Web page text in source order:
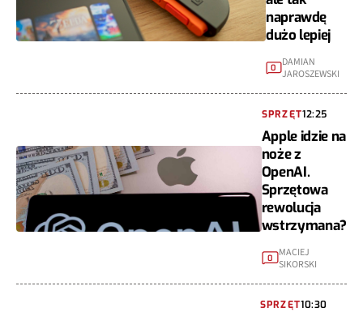
naprawdę
dużo lepiej
0
DAMIAN
JAROSZEWSKI
SPRZĘT12:25
Apple idzie na
noże z
OpenAI.
Sprzętowa
rewolucja
wstrzymana?
0
MACIEJ
SIKORSKI
SPRZĘT10:30